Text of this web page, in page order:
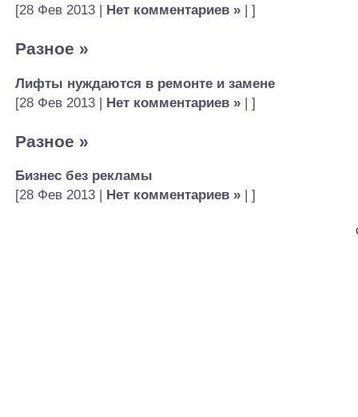
[28 Фев 2013 | Нет комментариев » | ]
Разное »
Лифты нуждаются в ремонте и замене
[28 Фев 2013 | Нет комментариев » | ]
Разное »
Бизнес без рекламы
[28 Фев 2013 |
Нет комментариев » | ]